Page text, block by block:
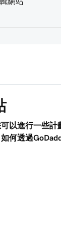
站上新增區段
的內容
以進行一些計
何透過